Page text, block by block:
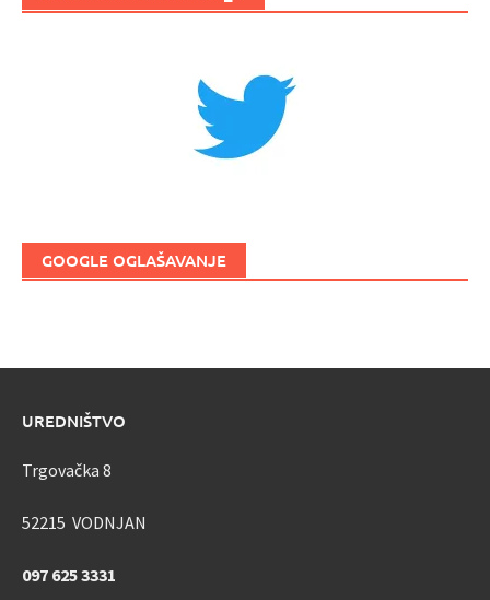
GOOGLE OGLAŠAVANJE
UREDNIŠTVO
Trgovačka 8
52215 VODNJAN
097 625 3331